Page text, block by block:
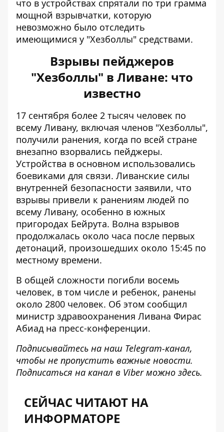
что в устройствах спрятали по три грамма
мощной взрывчатки, которую
невозможно было отследить
имеющимися у "Хезболлы" средствами.
Взрывы пейджеров
"Хезболлы" в Ливане: что
известно
17 сентября более 2 тысяч человек по
всему Ливану, включая членов "Хезболлы",
получили ранения, когда по всей стране
внезапно взорвались пейджеры.
Устройства в основном использовались
боевиками для связи. Ливанские силы
внутренней безопасности заявили, что
взрывы привели к ранениям людей по
всему Ливану, особенно в южных
пригородах Бейрута. Волна взрывов
продолжалась около часа после первых
детонаций, произошедших около 15:45 по
местному времени.
В общей сложности погибли восемь
человек, в том числе и ребенок, ранены
около 2800 человек. Об этом сообщил
министр здравоохранения Ливана Фирас
Абиад на пресс-конференции.
Подписывайтесь на наш Telegram-канал,
чтобы не пропустить важные новости.
Подписаться на канал в Viber можно здесь.
СЕЙЧАС ЧИТАЮТ НА
ИНФОРМАТОРЕ